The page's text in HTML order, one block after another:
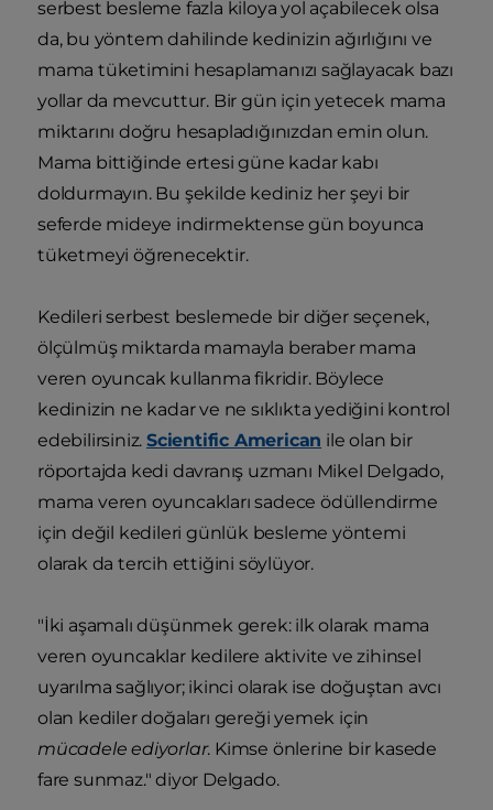
serbest besleme fazla kiloya yol açabilecek olsa
da, bu yöntem dahilinde kedinizin ağırlığını ve
mama tüketimini hesaplamanızı sağlayacak bazı
yollar da mevcuttur. Bir gün için yetecek mama
miktarını doğru hesapladığınızdan emin olun.
Mama bittiğinde ertesi güne kadar kabı
doldurmayın. Bu şekilde kediniz her şeyi bir
seferde mideye indirmektense gün boyunca
tüketmeyi öğrenecektir.
Kedileri serbest beslemede bir diğer seçenek,
ölçülmüş miktarda mamayla beraber mama
veren oyuncak kullanma fikridir. Böylece
kedinizin ne kadar ve ne sıklıkta yediğini kontrol
edebilirsiniz.Scientific American ile olan bir
röportajda kedi davranış uzmanı Mikel Delgado,
mama veren oyuncakları sadece ödüllendirme
için değil kedileri günlük besleme yöntemi
olarak da tercih ettiğini söylüyor.
"İki aşamalı düşünmek gerek: ilk olarak mama
veren oyuncaklar kedilere aktivite ve zihinsel
uyarılma sağlıyor; ikinci olarak ise doğuştan avcı
olan kediler doğaları gereği yemek için
mücadele ediyorlar. Kimse önlerine bir kasede
fare sunmaz." diyor Delgado.